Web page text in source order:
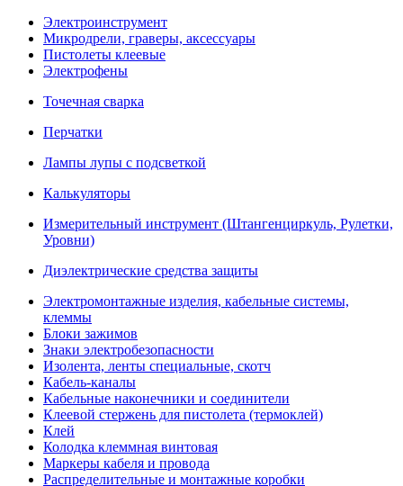
Электроинструмент
Микродрели, граверы, аксессуары
Пистолеты клеевые
Электрофены
Точечная сварка
Перчатки
Лампы лупы с подсветкой
Калькуляторы
Измерительный инструмент (Штангенциркуль, Рулетки,
Уровни)
Диэлектрические средства защиты
Электромонтажные изделия, кабельные системы,
клеммы
Блоки зажимов
Знаки электробезопасности
Изолента, ленты специальные, скотч
Кабель-каналы
Кабельные наконечники и соединители
Клеевой стержень для пистолета (термоклей)
Клей
Колодка клеммная винтовая
Маркеры кабеля и провода
Распределительные и монтажные коробки